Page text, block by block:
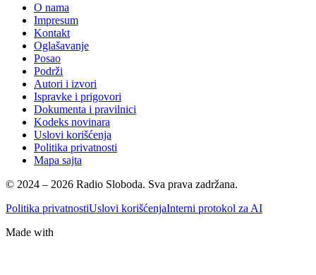
O nama
Impresum
Kontakt
Oglašavanje
Posao
Podrži
Autori i izvori
Ispravke i prigovori
Dokumenta i pravilnici
Kodeks novinara
Uslovi korišćenja
Politika privatnosti
Mapa sajta
© 2024 – 2026 Radio Sloboda. Sva prava zadržana.
Politika privatnostiUslovi korišćenjaInterni protokol za AI
Made with